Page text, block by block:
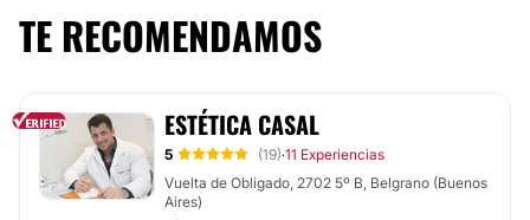
TE RECOMENDAMOS
ESTÉTICA CASAL
5 (19)·11 Experiencias
Vuelta de Obligado, 2702 5º B, Belgrano (Buenos
Aires)